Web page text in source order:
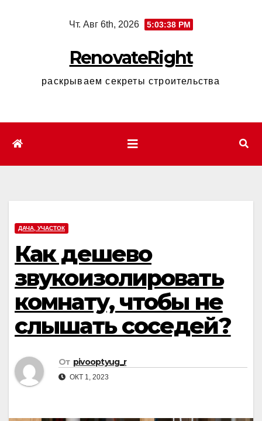
Чт. Авг 6th, 2026 5:03:39 PM
RenovateRight
раскрываем секреты строительства
ДАЧА, УЧАСТОК
Как дешево
звукоизолировать
комнату, чтобы не
слышать соседей?
От pivooptyug_r
ОКТ 1, 2023